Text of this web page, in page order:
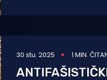
30 stu. 2025 1 MIN.